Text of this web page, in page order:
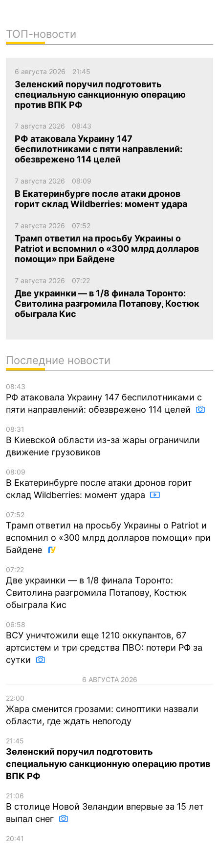
ТОП-новости
6 августа 2026 21:45
Зеленский поручил подготовить
специальную санкционную операцию
против ВПК РФ
7 августа 2026 08:43
РФ атаковала Украину 147
беспилотниками с пяти направлений:
обезврежено 114 целей
7 августа 2026 08:09
В Екатеринбурге после атаки дронов
горит склад Wildberries: момент удара
7 августа 2026 07:52
Трамп ответил на просьбу Украины о
Patriot и вспомнил о «300 млрд долларов
помощи» при Байдене
7 августа 2026 07:22
Две украинки — в 1/8 финала Торонто:
Свитолина разгромила Потапову, Костюк
обыграла Кис
Последние новости
08:43
РФ атаковала Украину 147 беспилотниками с
пяти направлений: обезврежено 114 целей
08:31
В Киевской области из-за жары ограничили
движение грузовиков
08:09
В Екатеринбурге после атаки дронов горит
склад Wildberries: момент удара
07:52
Трамп ответил на просьбу Украины о Patriot и
вспомнил о «300 млрд долларов помощи» при
Байдене
07:22
Две украинки — в 1/8 финала Торонто:
Свитолина разгромила Потапову, Костюк
обыграла Кис
06:58
ВСУ уничтожили еще 1210 оккупантов, 67
артсистем и три средства ПВО: потери РФ за
сутки
6 АВГУСТА 2026
22:00
Жара сменится грозами: синоптики назвали
области, где ждать непогоду
21:45
Зеленский поручил подготовить
специальную санкционную операцию против
ВПК РФ
21:06
В столице Новой Зеландии впервые за 15 лет
выпал снег
20:41